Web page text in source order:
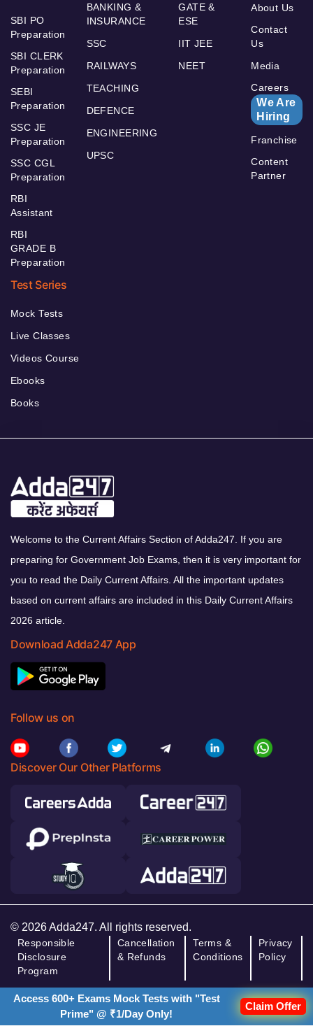
SBI PO
Preparation
SBI CLERK
Preparation
SEBI
Preparation
SSC JE
Preparation
SSC CGL
Preparation
RBI
Assistant
RBI
GRADE B
Preparation
BANKING &
INSURANCE
SSC
RAILWAYS
TEACHING
DEFENCE
ENGINEERING
UPSC
GATE &
ESE
IIT JEE
NEET
About Us
Contact
Us
Media
Careers
We Are
Hiring
Franchise
Content
Partner
Test Series
Mock Tests
Live Classes
Videos Course
Ebooks
Books
Welcome to the Current Affairs Section of Adda247. If you are
preparing for Government Job Exams, then it is very important for
you to read the Daily Current Affairs. All the important updates
based on current affairs are included in this Daily Current Affairs
2026 article.
Download Adda247 App
Follow us on
Discover Our Other Platforms
© 2026 Adda247. All rights reserved.
Responsible
Disclosure
Program
Cancellation
& Refunds
Terms &
Conditions
Privacy
Policy
Access 600+ Exams Mock Tests with "Test
Prime" @ ₹1/Day Only!
Claim Offer